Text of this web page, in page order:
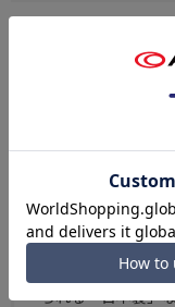
ブランドについて
会社を代表するラ
られる「日本製」